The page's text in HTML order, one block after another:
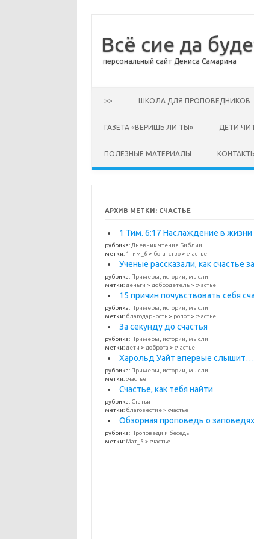
Всё сие да
персональный сайт Дениса Самарина
>> ШКОЛА ДЛЯ ПРОПОВЕДНИКОВ
ГАЗЕТА «ВЕРИШЬ ЛИ ТЫ» ДЕТИ
ПОЛЕЗНЫЕ МАТЕРИАЛЫ
АРХИВ МЕТКИ: СЧАСТЬЕ
1 Тим. 6:17 Наслаждение в жизни
рубрика: Дневник чтения Библии
метки: 1тим_6 > богатство> счастье
Ученые рассказали, как счастье
рубрика: Примеры, истории, мысли
метки: деньги > добродетель> счастье
15 причин почувствовать себя
рубрика: Примеры, истории, мысли
метки: благодарность> ропот> счастье
За секунду до счастья
рубрика: Примеры, истории, мысли
метки: дети > доброта > счастье
Харольд Уайт впервые слышит…
рубрика: Примеры, истории, мысли
метки:счастье
Счастье, как тебя найти
рубрика: Статьи
метки: благовестие> счастье
Обзорная проповедь о
рубрика: Проповеди и беседы
метки: Мат_5 > счастье